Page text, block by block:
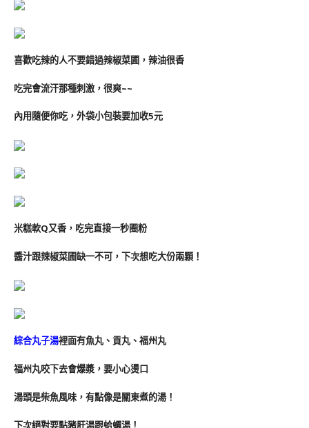
喜歡吃辣的人不要錯過辣椒菜圃，辣油很香
吃完會流汗那種刺激，很爽~~
內用隨便你吃，外袋小包裝要加收5元
米糕軟Q又香，吃完直接一秒圈粉
醬汁跟辣椒菜圃缺一不可，下次想吃大份兩顆！
綜合丸子湯裡面有魚丸、貢丸、福州丸
福州丸咬下去會爆漿，要小心燙口
湯頭是柴魚風味，有點像是關東煮的湯！
下次絕對要點豬肝湯跟蛤蠣湯！